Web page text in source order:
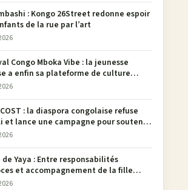
: Kongo 26Street redonne espoir
de la rue par l’art
Congo Mboka Vibe : la jeunesse
a enfin sa plateforme de culture
: la diaspora congolaise refuse
et lance une campagne pour soutenir
FONAREV depuis Bruxelles
de Yaya : Entre responsabilités
et accompagnement de la fille
la diaspora en débat